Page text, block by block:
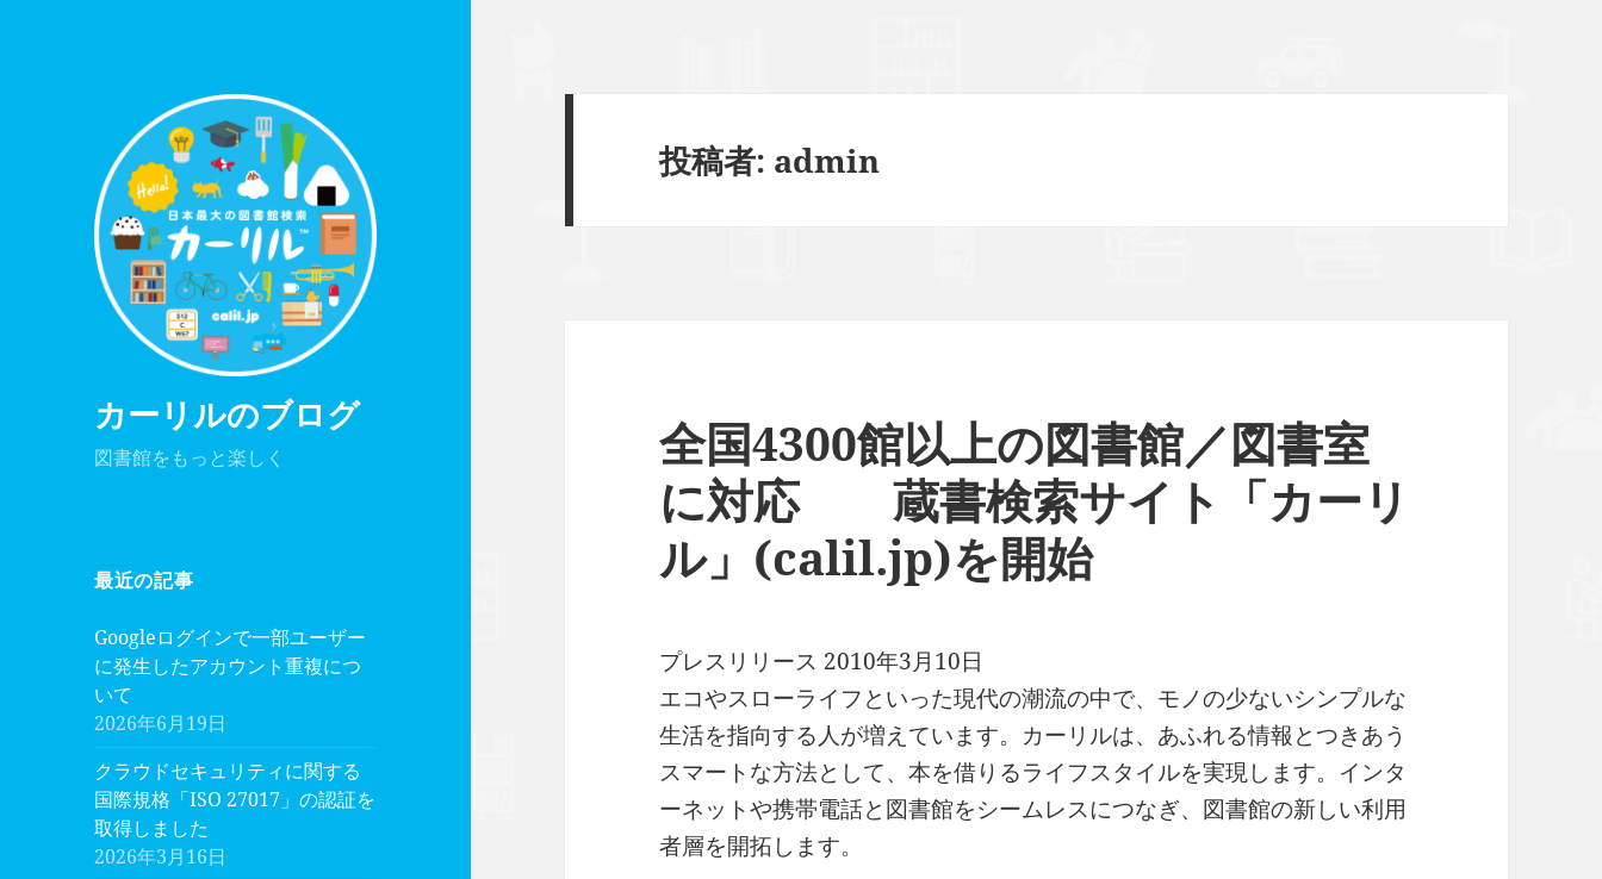
カーリルのブログ
図書館をもっと楽しく
最近の記事
Googleログインで一部ユーザー
に発生したアカウント重複につ
いて
2026年6月19日
クラウドセキュリティに関する
国際規格「ISO 27017」の認証を
取得しました
2026年3月16日
投稿者: admin
全国4300館以上の図書館／図書室
に対応 蔵書検索サイト「カーリ
ル」(calil.jp)を開始
プレスリリース 2010年3月10日
エコやスローライフといった現代の潮流の中で、モノの少ないシンプルな
生活を指向する人が増えています。カーリルは、あふれる情報とつきあう
スマートな方法として、本を借りるライフスタイルを実現します。インタ
ーネットや携帯電話と図書館をシームレスにつなぎ、図書館の新しい利用
者層を開拓します。